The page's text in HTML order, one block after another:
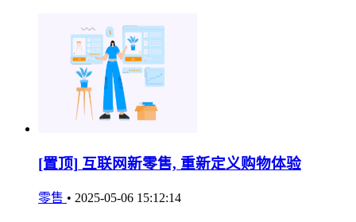
[置顶] 互联网新零售, 重新定义购物体验
零售 • 2025-05-06 15:12:14